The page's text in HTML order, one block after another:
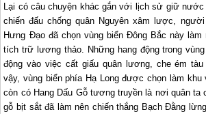
Lại có câu chuyện khác gắn với lịch sử giữ
chiến đấu chống quân Nguyên xâm lược,
Hưng Ðạo đã chọn vùng biển Ðông Bắc này làm
tích trữ lương thảo. Những hang động trong
động vào việc cất giấu quân lương, che ém
vậy, vùng biển phía Hạ Longđược chọn làm khu
còn có Hang Dấu Gỗ tương truyền là nơi quân ta
gỗ bịt sắt đã làm nên chiến thắng Bạch Ðằng